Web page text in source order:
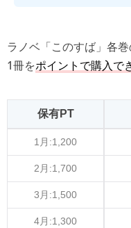
ラノベ「このすば」各
1冊をポイントで購入で
保有PT
1月:1,200
2月:1,700
3月:1,500
4月:1,300